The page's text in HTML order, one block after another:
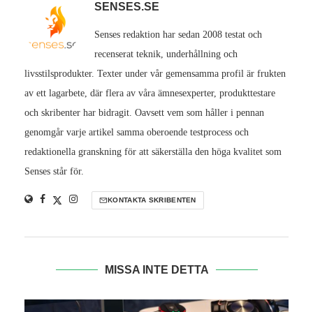
SENSES.SE
Senses redaktion har sedan 2008 testat och
recenserat teknik, underhållning och
livsstilsprodukter. Texter under vår gemensamma profil är frukten
av ett lagarbete, där flera av våra ämnesexperter, produkttestare
och skribenter har bidragit. Oavsett vem som håller i pennan
genomgår varje artikel samma oberoende testprocess och
redaktionella granskning för att säkerställa den höga kvalitet som
Senses står för.
KONTAKTA SKRIBENTEN
MISSA INTE DETTA